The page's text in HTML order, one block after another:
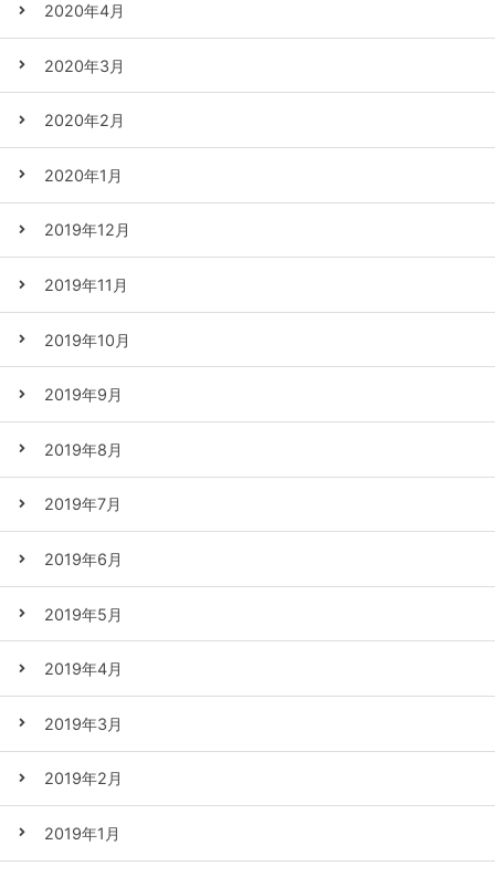
2020年4月
2020年3月
2020年2月
2020年1月
2019年12月
2019年11月
2019年10月
2019年9月
2019年8月
2019年7月
2019年6月
2019年5月
2019年4月
2019年3月
2019年2月
2019年1月